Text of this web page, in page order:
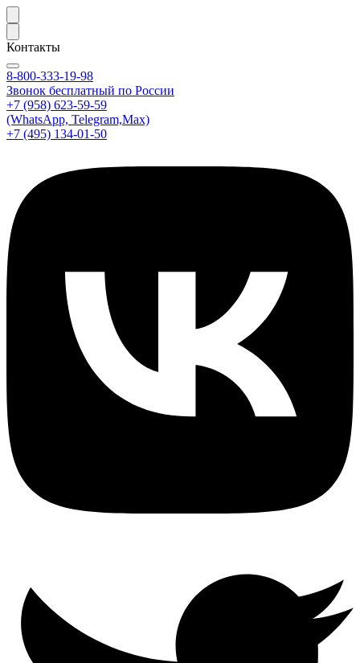
Контакты
8-800-333-19-98
Звонок бесплатный по России
+7 (958) 623-59-59
(WhatsApp, Telegram,Max)
+7 (495) 134-01-50